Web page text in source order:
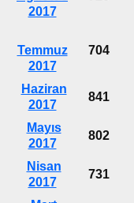
2017
Temmuz
2017
704
Haziran
2017
841
Mayıs
2017
802
Nisan
2017
731